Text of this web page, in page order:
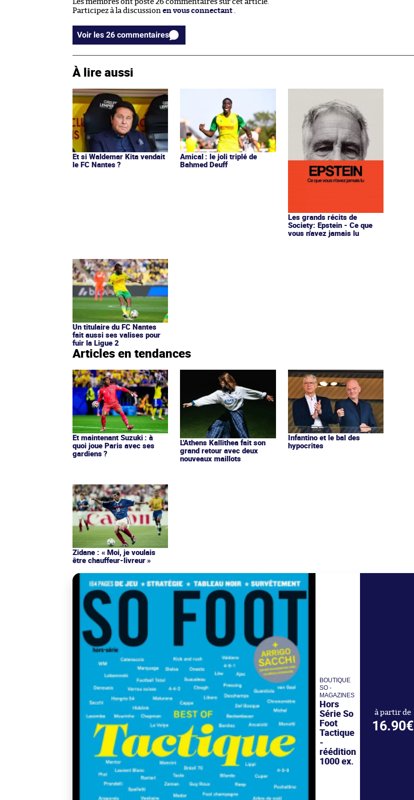
Les membres ont posté 26 commentaires sur cet article.
Participez à la discussion en vous connectant
Voir les 26 commentaires
À lire aussi
Et si Waldemar Kita vendait
le FC Nantes ?
Amical : le joli triplé de
Bahmed Deuff
Les grands récits de
Society: Epstein - Ce que
vous n'avez jamais lu
Un titulaire du FC Nantes
fait aussi ses valises pour
fuir la Ligue 2
Articles en tendances
Et maintenant Suzuki : à
quoi joue Paris avec ses
gardiens ?
L'Athens Kallithea fait son
grand retour avec deux
nouveaux maillots
Infantino et le bal des
hypocrites
Zidane : « Moi, je voulais
être chauffeur-livreur »
BOUTIQUE
SO -
MAGAZINES
Hors
Série So
Foot
Tactique
-
réédition
1000 ex.
à partir de
16.90€